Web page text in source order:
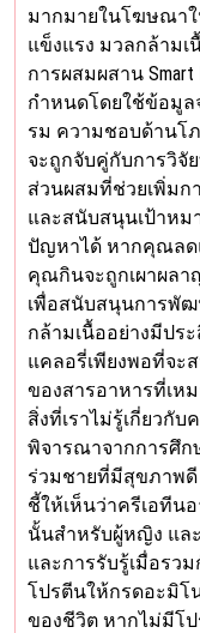
มากมายในโฆษณา
แข็งแรง มวลกล้าม
การผสมผสาน
กำหนดโดยใช้ข้อมู
รม ความชอบด้านโ
จะถูกจับคู่กับการวิจั
ส่วนผสมที่ช่วยเพิ่มก
และสนับสนุนเป้าห
ปัญหาได้ หากคุณลด
คุณกินจะถูกเผาผลา
เพื่อสนับสนุนการพัฒ
กล้ามเนื้ออย่างมีป
แคลอรี่เพียงพอที่จ
ของสารอาหารที่เห
สิ่งที่เราไม่รู้เกี่ยวกับ
พิจารณาจากการศึก
ร่วมชายที่มีสุขภาพดี
ชี้ให้เห็นว่าครีเอทีน
นั้นสำหรับผู้หญิง แล
และการรับรู้เมื่อรว
โปรตีนให้กรดอะมิโ
ของชีวิต หากไม่มีโ